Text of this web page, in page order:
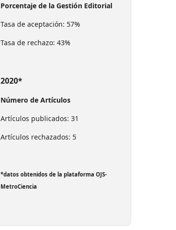
Porcentaje de la Gestión Editorial
Tasa de aceptación: 57%
Tasa de rechazo: 43%
2020*
Número de Artículos
Artículos publicados: 31
Artículos rechazados: 5
*datos obtenidos de la plataforma OJS-
MetroCiencia